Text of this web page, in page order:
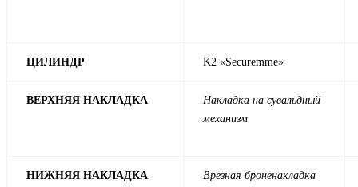
ЦИЛИНДР K2 «Securemme»
ВЕРХНЯЯ НАКЛАДКА
Накладка на сувальдный
механизм
НИЖНЯЯ НАКЛАДКА
Врезная броненакладка